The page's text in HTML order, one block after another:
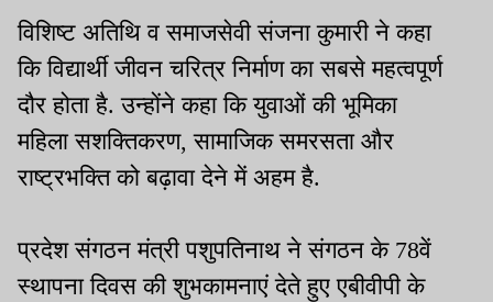
विशिष्ट अतिथि व समाजसेवी संजना कुमारी ने कहा
कि विद्यार्थी जीवन चरित्र निर्माण का सबसे महत्वपूर्ण
दौर होता है. उन्होंने कहा कि युवाओं की भूमिका
महिला सशक्तिकरण, सामाजिक समरसता और
राष्ट्रभक्ति को बढ़ावा देने में अहम है.
प्रदेश संगठन मंत्री पशुपतिनाथ ने संगठन के 78वें
स्थापना दिवस की शुभकामनाएं देते हुए एबीवीपी के